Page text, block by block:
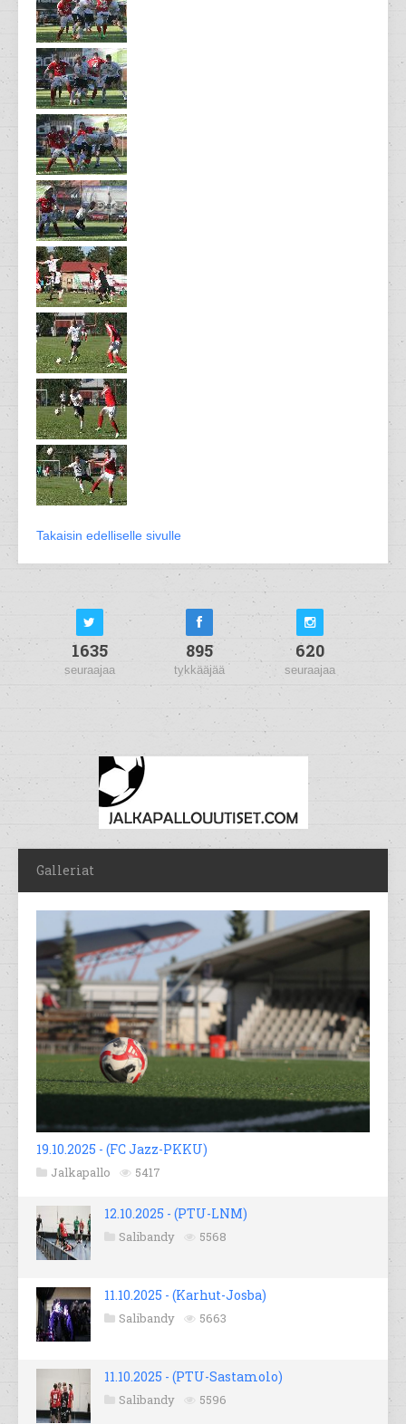
Takaisin edelliselle sivulle
1635
seuraajaa
895
tykkääjää
620
seuraajaa
Galleriat
19.10.2025 - (FC Jazz-PKKU)
Jalkapallo 5417
12.10.2025 - (PTU-LNM)
Salibandy 5568
11.10.2025 - (Karhut-Josba)
Salibandy 5663
11.10.2025 - (PTU-Sastamolo)
Salibandy 5596